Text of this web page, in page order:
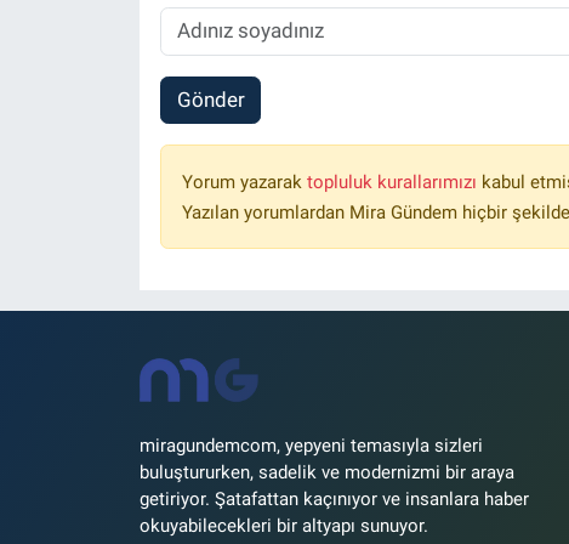
Gönder
Yorum yazarak topluluk kurallarımızı kabul
Yazılan yorumlardan Mira Gündem hiçbir
miragundemcom, yepyeni temasıyla sizleri
buluştururken, sadelik ve modernizmi bir araya
getiriyor. Şatafattan kaçınıyor ve insanlara haber
okuyabilecekleri bir altyapı sunuyor.